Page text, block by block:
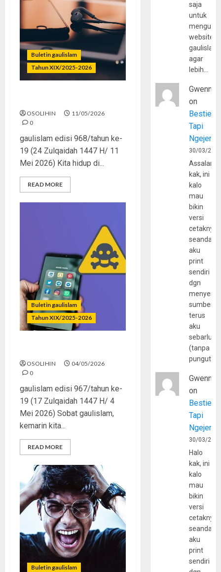
Buletin gaulislam
Tahun XIX/2025-2026
OSOLIHIN
11/05/2026
0
gaulislam edisi 968/tahun ke-
19 (24 Zulqaidah 1447 H/ 11
Mei 2026) Kita hidup di...
READ MORE
Buletin gaulislam
Tahun XIX/2025-2026
OSOLIHIN
04/05/2026
0
gaulislam edisi 967/tahun ke-
19 (17 Zulqaidah 1447 H/ 4
Mei 2026) Sobat gaulislam,
kemarin kita...
READ MORE
Buletin gaulislam
saja
untuk
website
agar
lebih…
Gwenny
on
Bestie
Tapi
30/03/
kak, ini
kalo
mau
bikin
versi
cetaknya
aku
print
sendiri
dgn
sumber
terus
aku
(tanpa
Gwenny
on
Bestie
Tapi
30/03/
Halo
kak, ini
kalo
mau
bikin
versi
cetaknya
aku
print
sendiri